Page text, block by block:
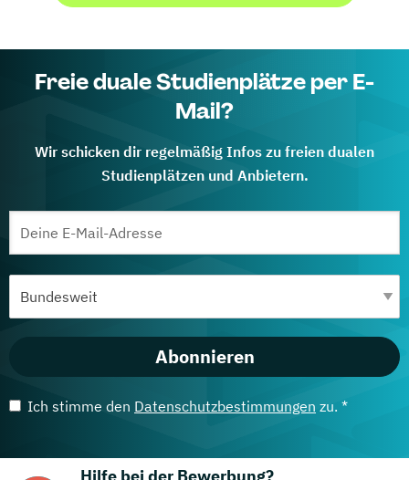
Freie duale Studienplätze per E-
Mail?
Wir schicken dir regelmäßig Infos zu freien dualen
Studienplätzen und Anbietern.
Abonnieren
Ich stimme den Datenschutzbestimmungen zu. *
Hilfe bei der Bewerbung?